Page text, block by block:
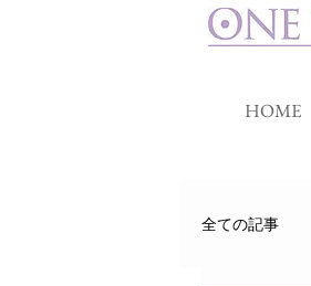
HOME
全ての記事